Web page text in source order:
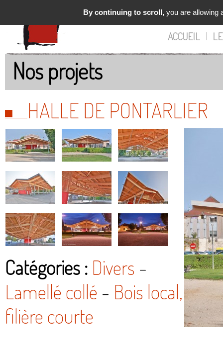
ACCUEIL |
Nos projets
HALLE DE PONTARLIER
Catégories : Divers -
Lamellé collé - Bois local,
filière courte
By continuing to scroll, you are allowing